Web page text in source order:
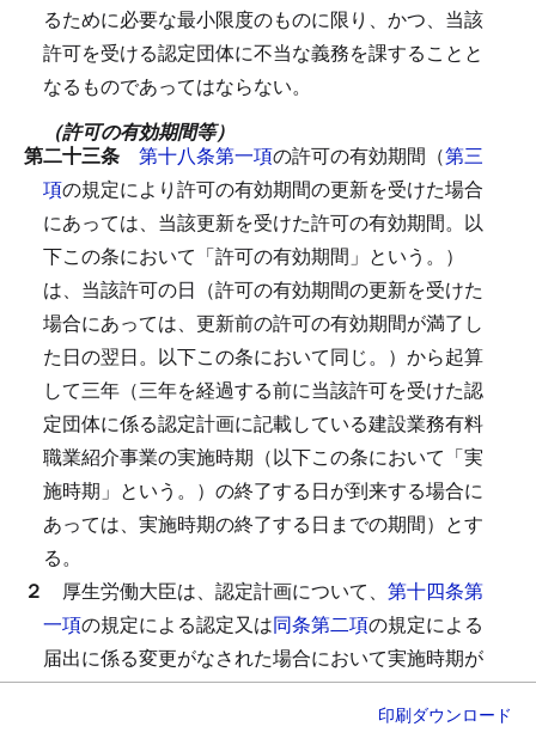
るために必要な最小限度のものに限り、かつ、当該
許可を受ける認定団体に不当な義務を課することと
なるものであってはならない。
（許可の有効期間等）
第二十三条 第十八条第一項の許可の有効期間（第三
項の規定により許可の有効期間の更新を受けた場合
にあっては、当該更新を受けた許可の有効期間。以
下この条において「許可の有効期間」という。）
は、当該許可の日（許可の有効期間の更新を受けた
場合にあっては、更新前の許可の有効期間が満了し
た日の翌日。以下この条において同じ。）から起算
して三年（三年を経過する前に当該許可を受けた認
定団体に係る認定計画に記載している建設業務有料
職業紹介事業の実施時期（以下この条において「実
施時期」という。）の終了する日が到来する場合に
あっては、実施時期の終了する日までの期間）とす
る。
２ 厚生労働大臣は、認定計画について、 第十四条第
一項の規定による認定又は同条第二項の規定による
届出に係る変更がなされた場合において実施時期が
変更されたとき（当該変更前の実施時期の終了する
日及び当該変更後の実施時期の終了する日がいずれ
印刷ダウンロード